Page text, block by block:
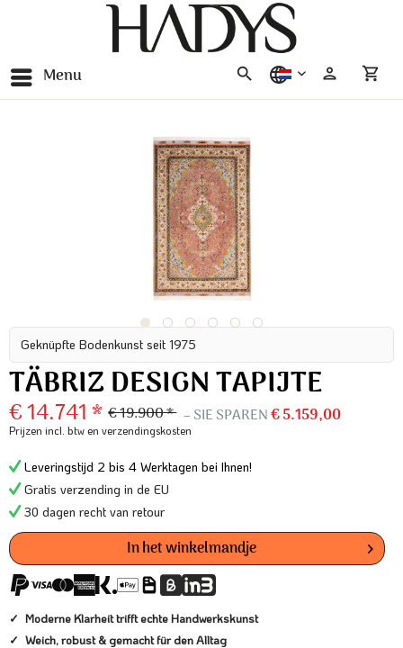
Menu nederlands
Geknüpfte Bodenkunst seit 1975
TÄBRIZ DESIGN TAPIJTE
€ 14.741 * € 19.900 * – SIE SPAREN€ 5.159,00
Prijzen incl. btwen verzendingskosten
Leveringstijd 2 bis 4 Werktagen bei Ihnen!
Gratis verzending in de EU
30 dagen recht van retour
In het winkelmandje
Moderne Klarheit trifft echte Handwerkskunst
Weich, robust & gemacht für den Alltag